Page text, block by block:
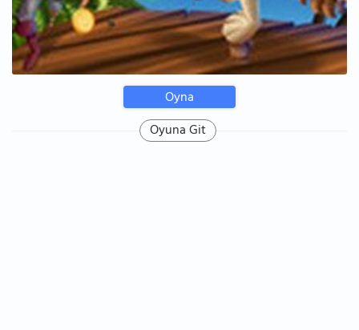
Oyna
Oyuna Git